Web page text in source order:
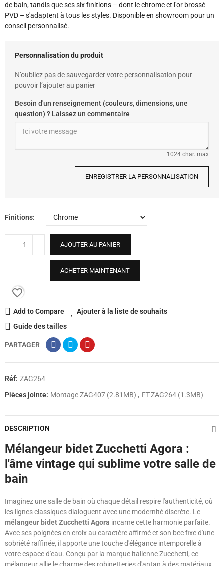
de bain, tandis que ses six finitions – dont le chrome et l'or brossé
PVD – s'adaptent à tous les styles. Disponible en showroom pour un
conseil personnalisé.
Personnalisation du produit
N’oubliez pas de sauvegarder votre personnalisation pour
pouvoir l’ajouter au panier
Besoin d'un renseignement (couleurs, dimensions, une
question) ? Laissez un commentaire
1024 char. max
ENREGISTRER LA PERSONNALISATION
Finitions
AJOUTER AU PANIER
ACHETER MAINTENANT
favorite_border
Add to Compare
Ajouter à la liste de souhaits
Guide des tailles
PARTAGER
Réf: ZAG264
Pièces jointe: Montage ZAG407 (2.81MB) FT-ZAG264 (1.3MB)
DESCRIPTION
Mélangeur bidet Zucchetti Agora :
l'âme vintage qui sublime votre salle de
bain
Imaginez une salle de bain où chaque détail respire l'authenticité, où
les lignes classiques dialoguent avec une modernité discrète. Le
mélangeur bidet Zucchetti Agora incarne cette harmonie parfaite.
Avec ses poignées en croix au caractère affirmé et son bec fixe d'une
sobriété raffinée, il apporte une touche d'élégance intemporelle à
votre espace d'eau. Conçu par la marque italienne Zucchetti, ce